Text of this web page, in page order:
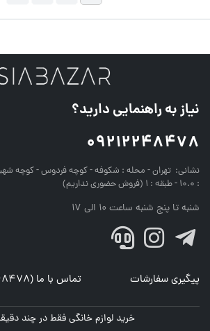
نیاز به راهنمایی دارید؟
09212248478
نشانی: تهران - محله : شکوفه - کوچه فردوس - کوچه
: 10.0 - طبقه : 1 (فروش حضوری نداریم)
شنبه تا پنج شنبه ساعت 10 الی 17
پیگیری سفارشات تماس با ما (09212248478)
خرید لوازم خانگی فقط در چند